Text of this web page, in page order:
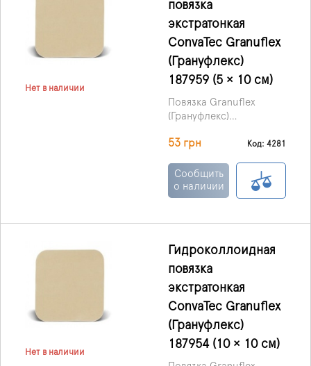
Нет в наличии
повязка
экстратонкая
ConvaTec Granuflex
(Грануфлекс)
187959 (5 × 10 см)
Повязка Granuflex
(Грануфлекс)
экстра тонкая,
(Великобритания) –
перевязочный
материал, наложение
инфекций и улучшает ее
заживление.
53 грн Код: 4281
Сообщить
о наличии
Нет в наличии
Гидроколлоидная
повязка
экстратонкая
ConvaTec Granuflex
(Грануфлекс)
187954 (10 × 10 см)